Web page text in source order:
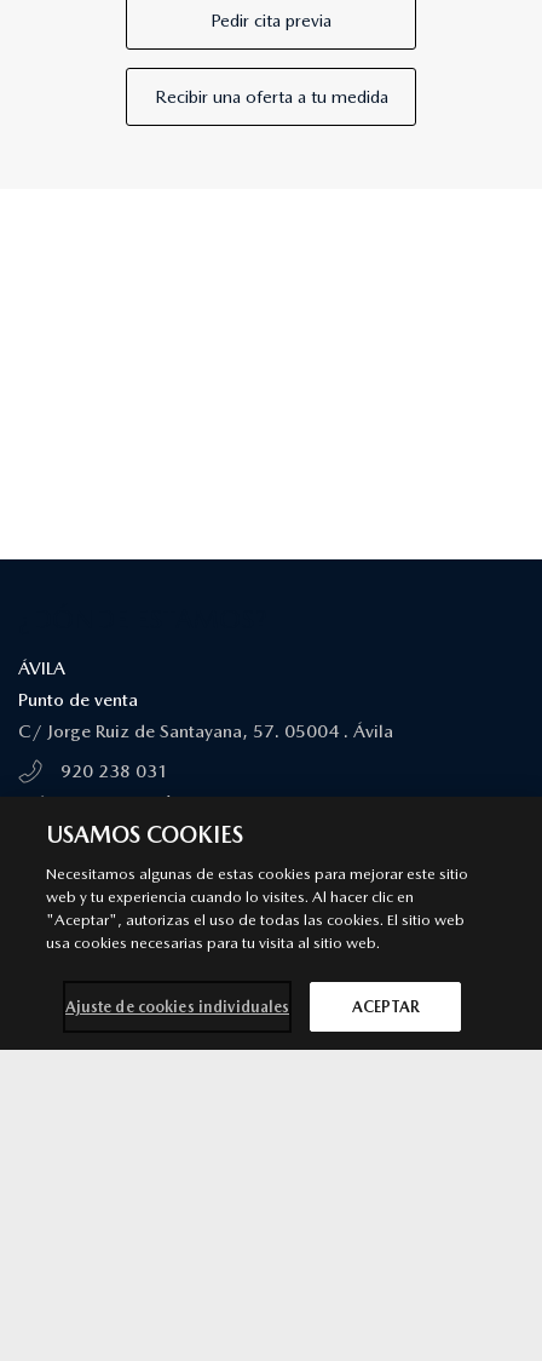
Pedir cita previa
Recibir una oferta a tu medida
ÁVILA
Punto de venta
C/ Jorge Ruiz de Santayana, 57. 05004 . Ávila
920 238 031
ÁVILA
Servicio Autorizado Mazda
C/ Rio Duero, 53. 05004 . Ávila
920 252 172
USAMOS COOKIES
Necesitamos algunas de estas cookies para mejorar este sitio
web y tu experiencia cuando lo visites. Al hacer clic en
"Aceptar", autorizas el uso de todas las cookies. El sitio web
usa cookies necesarias para tu visita al sitio web.
Ajuste de cookies individuales ACEPTAR